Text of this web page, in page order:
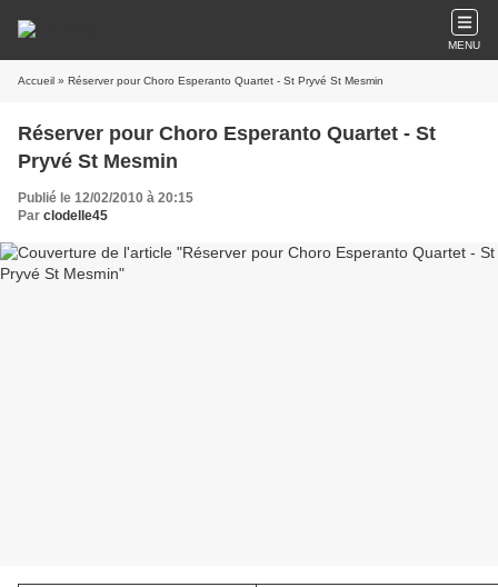
MENU
Accueil » Réserver pour Choro Esperanto Quartet - St Pryvé St Mesmin
Réserver pour Choro Esperanto Quartet - St
Pryvé St Mesmin
Publié le 12/02/2010 à 20:15
Par clodelle45